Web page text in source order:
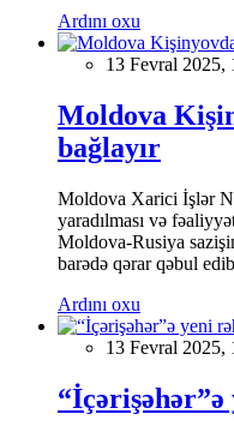
Ardını oxu
13 Fevral 2025,
Moldova
bağlayır
Moldova Xarici İşlər
yaradılması və
Moldova-Rusiya
barədə qərar qəbul
Ardını oxu
13 Fevral 2025,